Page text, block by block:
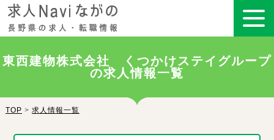
東西建物株式会社 くつかけステイグループ
の求人情報一覧
TOP > 求人情報一覧